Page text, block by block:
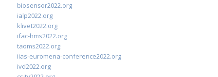
biosensor2022.org
ialp2022.org
klivet2022.org
ifac-hms2022.org
taoms2022.org
iias-euromena-conference2022.org
ivd2022.org